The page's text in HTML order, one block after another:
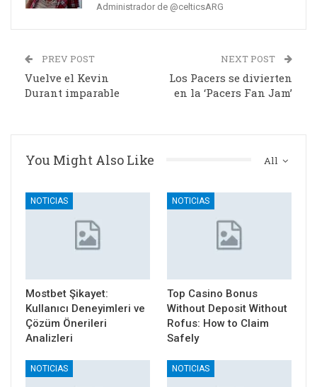
Administrador de @celticsARG
PREV POST
Vuelve el Kevin
Durant imparable
NEXT POST
Los Pacers se divierten
en la ‘Pacers Fan Jam’
All
You Might Also Like
NOTICIAS
Mostbet Şikayet:
Kullanıcı Deneyimleri ve
Çözüm Önerileri
Analizleri
NOTICIAS
Top Casino Bonus
Without Deposit Without
Rofus: How to Claim
Safely
NOTICIAS NOTICIAS